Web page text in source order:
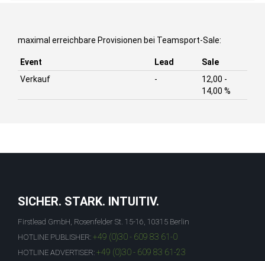
maximal erreichbare Provisionen bei Teamsport-Sale:
Event Lead
Sale
Verkauf
-
12,00 -
14,00 %
SICHER. STARK. INTUITIV.
Firstlead GmbH, Rosenfelder St. 15-16, 10315 Berlin
HOTLINE PUBLISHER: +49 (0)30 - 609 83 61-0
HOTLINE ADVERTISER: +49 (0)30 - 609 83 61-23